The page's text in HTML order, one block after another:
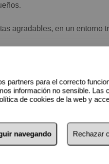
agradables, en un entorno
m², en dos plantas. Para
y tranquila zona.
partners para el correcto
información no sensible.
de cookies de la web y
navegando Rechazar